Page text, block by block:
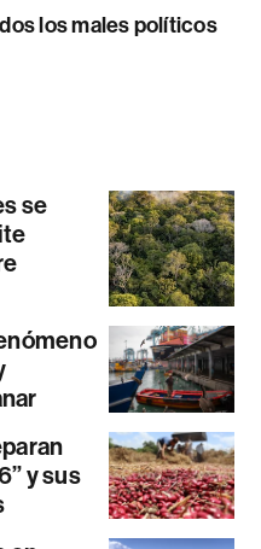
los males políticos
se
y sus